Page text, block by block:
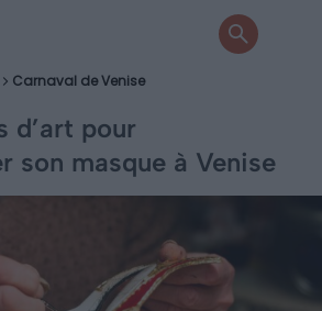
Carnaval de Venise
d’art pour
son masque à Venise